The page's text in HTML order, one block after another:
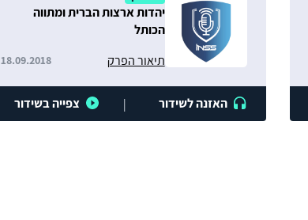
יהדות ארצות הברית ומתווה
הכותל
תיאור הפרק
18.09.2018
האזנה לשידור | צפייה בשידור